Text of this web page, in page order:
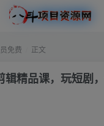
免费 正文
辑精品课，玩短剧